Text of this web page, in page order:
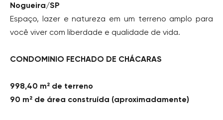
Nogueira/SP
Espaço, lazer e natureza em um terreno amplo para
você viver com liberdade e qualidade de vida.
CONDOMINIO FECHADO DE CHÁCARAS
998,40 m² de terreno
90 m² de área construída (aproximadamente)